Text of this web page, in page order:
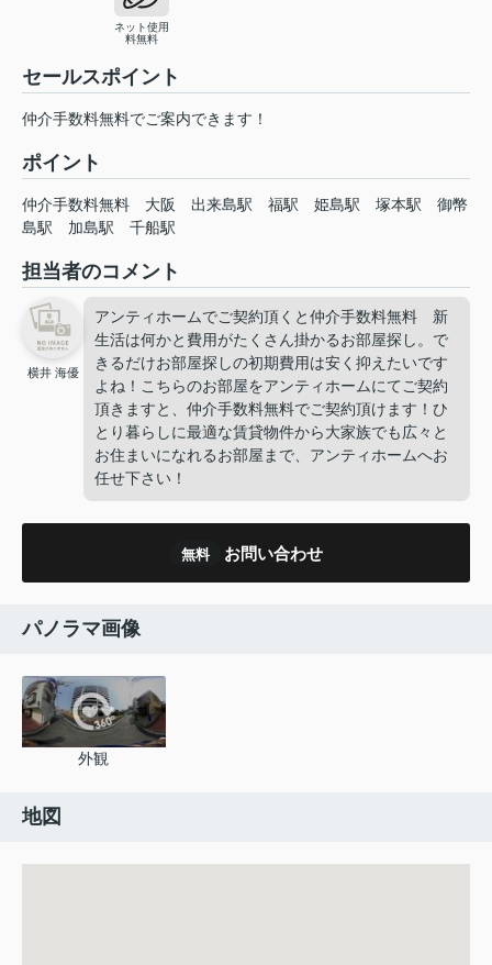
ネット使用
料無料
セールスポイント
仲介手数料無料でご案内できます！
ポイント
仲介手数料無料 大阪 出来島駅 福駅 姫島駅 塚本駅
御幣
島駅
加島駅 千船駅
担当者のコメント
横井 海優
アンティホームでご契約頂くと仲介手数料無料 新
生活は何かと費用がたくさん掛かるお部屋探し。で
きるだけお部屋探しの初期費用は安く抑えたいです
よね！こちらのお部屋をアンティホームにてご契約
頂きますと、仲介手数料無料でご契約頂けます！ひ
とり暮らしに最適な賃貸物件から大家族でも広々と
お住まいになれるお部屋まで、アンティホームへお
任せ下さい！
無料 お問い合わせ
パノラマ画像
外観
地図